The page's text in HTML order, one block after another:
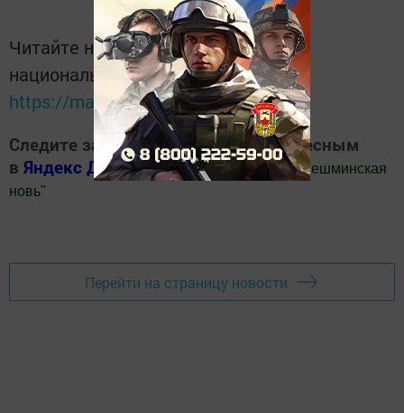
Читайте новости Татарстана в
национальном мессенджере MАХ:
https://max.ru/tatmedia
Следите за самым важным и интересным
в Яндекс ДзениТелеграм канале"Шешминская
новь"
Перейти на страницу новости